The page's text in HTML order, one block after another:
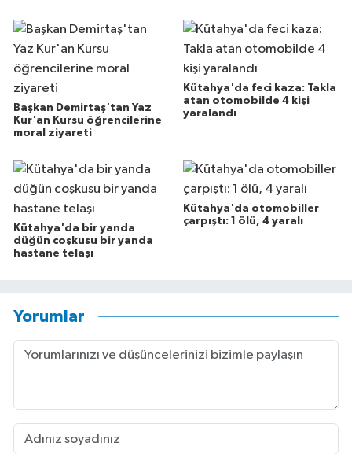
Başkan Demirtaş'tan Yaz
Kur'an Kursu öğrencilerine
moral ziyareti
Kütahya'da feci kaza: Takla
atan otomobilde 4 kişi
yaralandı
Kütahya'da bir yanda
düğün coşkusu bir yanda
hastane telaşı
Kütahya'da otomobiller
çarpıştı: 1 ölü, 4 yaralı
Yorumlar